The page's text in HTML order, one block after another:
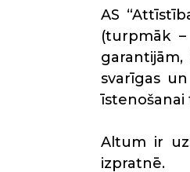
AS
(turpmāk –
svarīgas
īstenošanai
Altum ir
izpratnē.